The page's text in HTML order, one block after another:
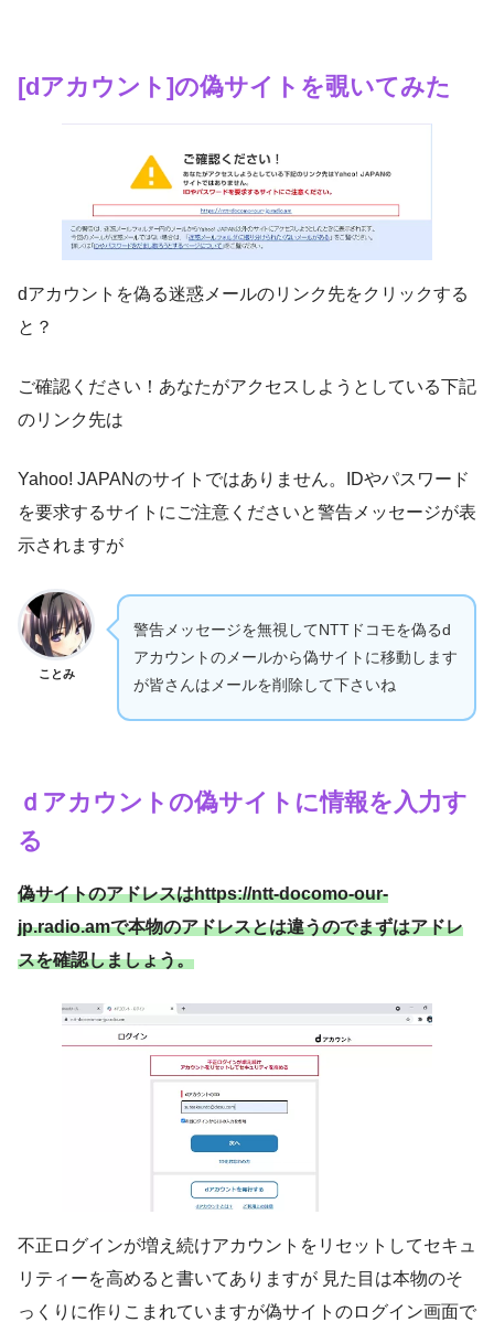
[dアカウント]の偽サイトを覗いてみた
dアカウントを偽る迷惑メールのリンク先をクリックする
と？
ご確認ください！あなたがアクセスしようとしている下記
のリンク先は
Yahoo! JAPANのサイトではありません。IDやパスワード
を要求するサイトにご注意くださいと警告メッセージが表
示されますが
ことみ
警告メッセージを無視してNTTドコモを偽るd
アカウントのメールから偽サイトに移動します
が皆さんはメールを削除して下さいね
ｄアカウントの偽サイトに情報を入力す
る
偽サイトのアドレスはhttps://ntt-docomo-our-
jp.radio.amで本物のアドレスとは違うのでまずはアドレ
スを確認しましょう。
不正ログインが増え続けアカウントをリセットしてセキュ
リティーを高めると書いてありますが 見た目は本物のそ
っくりに作りこまれていますが偽サイトのログイン画面で